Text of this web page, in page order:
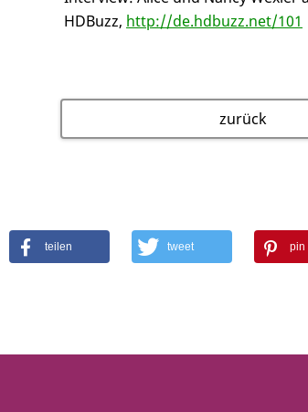
HDBuzz, http://de.hdbuzz.net/101
zurück
teilen tweet pin